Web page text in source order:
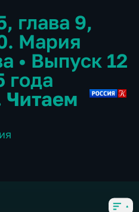
глава 9,
Мария
• Выпуск 12
года
Читаем